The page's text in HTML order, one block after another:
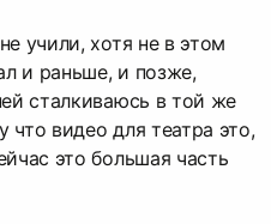
учили, хотя не в этом
и раньше, и позже,
сталкиваюсь в той же
что видео для театра это,
это большая часть